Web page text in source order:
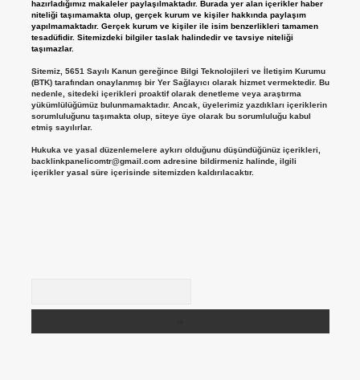
hazırladığımız makaleler paylaşılmaktadır. Burada yer alan içerikler haber
niteliği taşımamakta olup, gerçek kurum ve kişiler hakkında paylaşım
yapılmamaktadır. Gerçek kurum ve kişiler ile isim benzerlikleri tamamen
tesadüfidir. Sitemizdeki bilgiler taslak halindedir ve tavsiye niteliği
taşımazlar.
Sitemiz, 5651 Sayılı Kanun gereğince Bilgi Teknolojileri ve İletişim Kurumu
(BTK) tarafından onaylanmış bir Yer Sağlayıcı olarak hizmet vermektedir. Bu
nedenle, sitedeki içerikleri proaktif olarak denetleme veya araştırma
yükümlülüğümüz bulunmamaktadır. Ancak, üyelerimiz yazdıkları içeriklerin
sorumluluğunu taşımakta olup, siteye üye olarak bu sorumluluğu kabul
etmiş sayılırlar.
Hukuka ve yasal düzenlemelere aykırı olduğunu düşündüğünüz içerikleri,
backlinkpanelicomtr@gmail.comadresine bildirmeniz halinde, ilgili
içerikler yasal süre içerisinde sitemizden kaldırılacaktır.